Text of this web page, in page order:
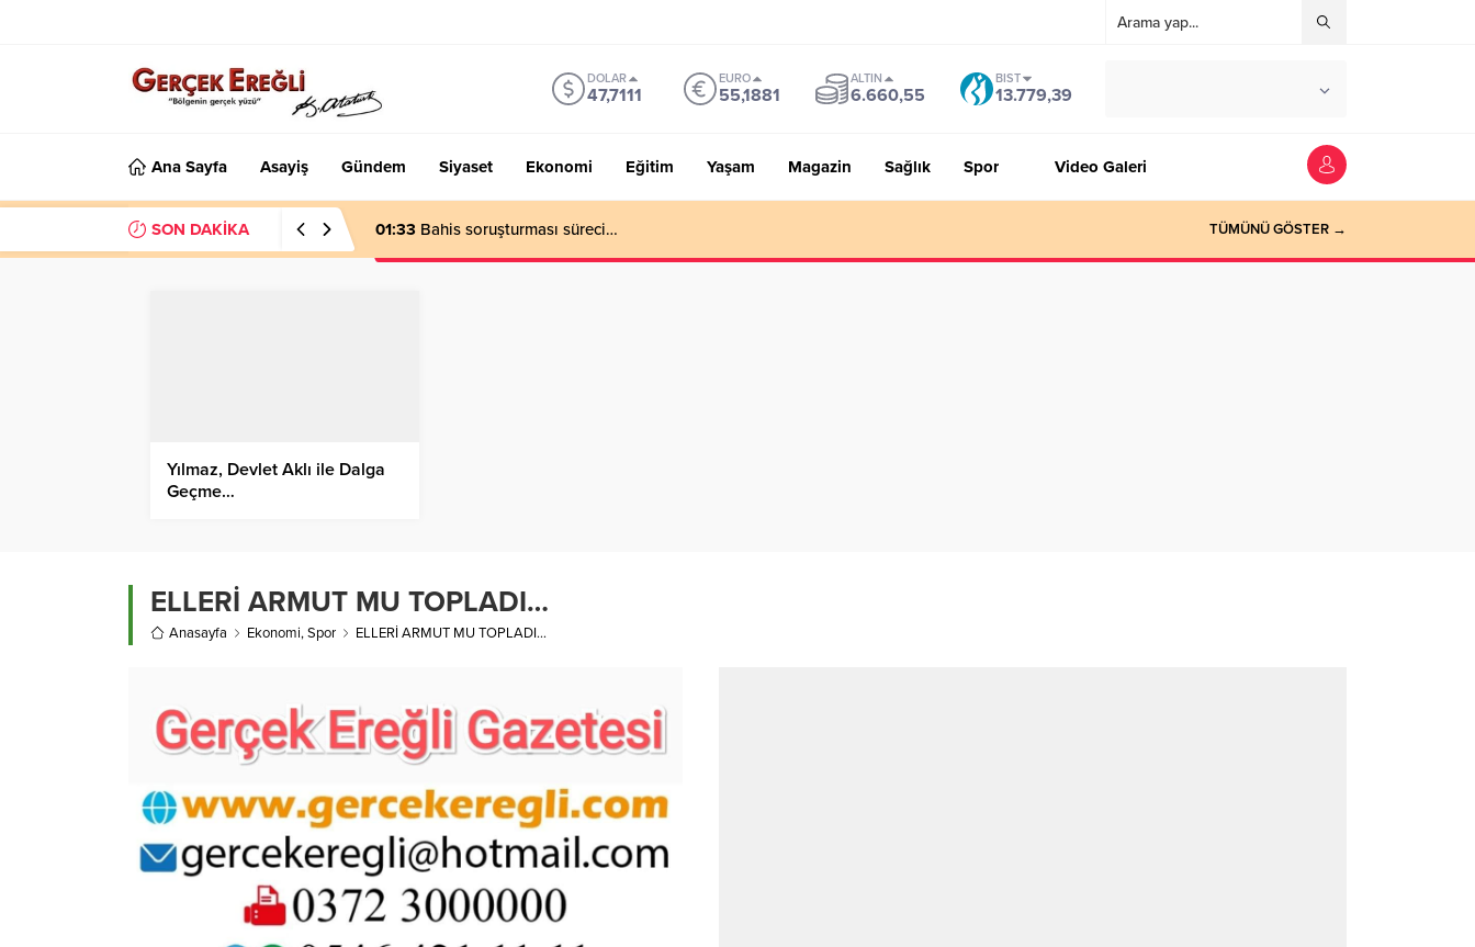
DOLAR
47,7111
EURO
55,1881
ALTIN
6.660,55
BIST
13.779,39
Ana Sayfa Asayiş Gündem Siyaset Ekonomi Eğitim Yaşam Magazin Sağlık Spor Video Galeri
SON DAKİKA 01:33 Bahis soruşturması süreci… TÜMÜNÜ GÖSTER →
Yılmaz, Devlet Aklı ile Dalga
Geçme…
ELLERİ ARMUT MU TOPLADI…
Anasayfa Ekonomi,Spor ELLERİ ARMUT MU TOPLADI…